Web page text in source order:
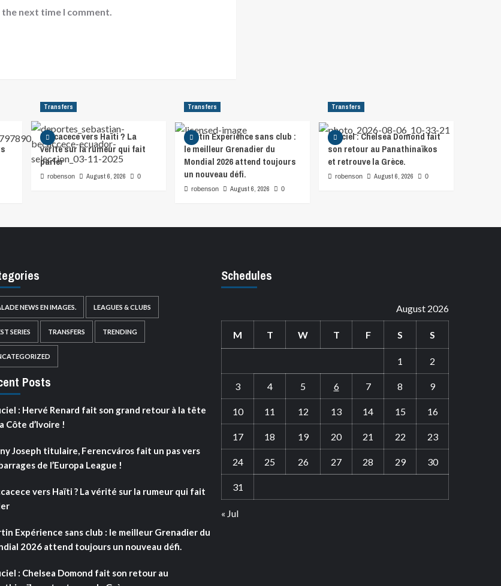
next time I comment.
Transfers
Beccacece vers Haïti ? La
vérité sur la rumeur qui fait
parler
robenson August 6, 2026 0
Transfers
Martin Expérience sans club :
le meilleur Grenadier du
Mondial 2026 attend toujours
un nouveau défi.
robenson August 6, 2026 0
Transfers
Officiel : Chelsea Domond fait
son retour au Panathinaïkos
et retrouve la Grèce.
robenson August 6, 2026 0
NEWS EN IMAGES. LEAGUES & CLUBS
SERIES TRANSFERS TRENDING
Posts
: Hervé Renard fait son grand retour à la tête
Côte d’Ivoire !
Joseph titulaire, Ferencváros fait un pas vers
de l’Europa League !
vers Haïti ? La vérité sur la rumeur qui fait
Expérience sans club : le meilleur Grenadier du
2026 attend toujours un nouveau défi.
: Chelsea Domond fait son retour au
Schedules
August 2026
M T W T F S S
1 2
3 4 5 6 7 8 9
10 11 12 13 14 15 16
17 18 19 20 21 22 23
24 25 26 27 28 29 30
31
« Jul